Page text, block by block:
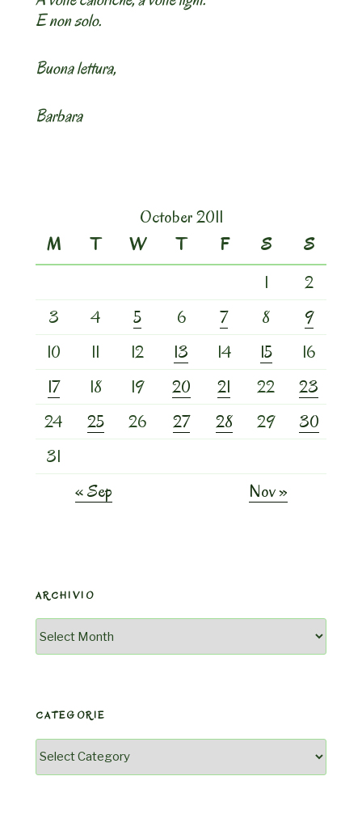
E non solo.
Buona lettura,
Barbara
October 2011
M
T W T F S
S
1
2
3
4 5 6 7 8
9
10
11 12 13 14 15
16
17
18 19 20 21 22
23
24
25 26 27 28 29
30
31
« Sep
Nov »
ARCHIVIO
Archivio
CATEGORIE
Categorie